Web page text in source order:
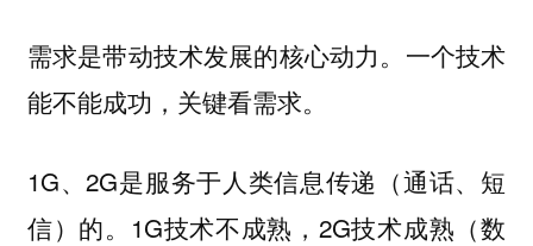
需求是带动技术发展的核心动力。一个技术
能不能成功，关键看需求。
1G、2G是服务于人类信息传递（通话、短
信）的。1G技术不成熟，2G技术成熟（数